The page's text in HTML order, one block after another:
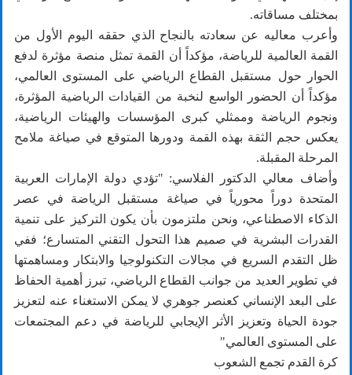
بمختلف مساقاته.
وأعرب معاليه عن سعادته بالنجاح الذي حققه اليوم الأول من
القمة العالمية للرياضة، مؤكداً أن القمة تمثل منصة مؤثرة لدفع
الحوار حول مستقبل القطاع الرياضي على المستوى العالمي،
مؤكداً أن الحضور الواسع لنخبة من القيادات الرياضية المؤثرة،
ونجوم الرياضة وممثلي كبرى المؤسسات والهيئات الرياضية،
يعكس حجم الثقة بهذه القمة ودورها المتوقع في صياغة ملامح
المرحلة المقبلة.
وأضاف معالي الدكتور الفلاسي: "تؤدي دولة الإمارات العربية
المتحدة دوراً محورياً في صياغة مستقبل الرياضة في عصر
الذكاء الاصطناعي، ونحن ملتزمون بأن يكون التركيز على تنمية
القدرات البشرية في صميم هذا التحول التقني المتسارع؛ ففي
ظل التقدم السريع في مجالات التكنولوجيا والابتكار ومساهمتها
في تطوير العديد من جوانب القطاع الرياضي، تبرز أهمية الحفاظ
على البعد الإنساني كعنصر جوهري لا يمكن الاستغناء عنه لتعزيز
جودة الحياة وتعزيز الأثر الإيجابي للرياضة في دعم المجتمعات
على المستوى العالمي"
كرة القدم تجمع الشعوب